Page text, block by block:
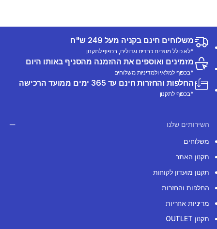
משלוחים חינם בקניה מעל 249 ש"ח
*לא כולל מוצרים כבדים וגדולים, בכפוף לתקנון
מזמינים ואוספים את ההזמנה מהסניף באותו היום
*בכפוף למלאי ולמדיניות משלוחים
החלפות והחזרות חינם עד 365 ימים ממועד הרכישה
*בכפוף לתקנון
השירותים שלנו
משלוחים
תקנון האתר
תקנון מועדון לקוחות
החלפות והחזרות
מדיניות אחריות
תקנון OUTLET